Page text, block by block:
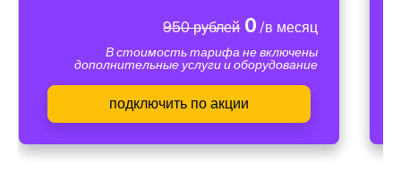
950 рублей0 /в месяц
В стоимость тарифа не включены
дополнительные услуги и оборудование
подключить по акции